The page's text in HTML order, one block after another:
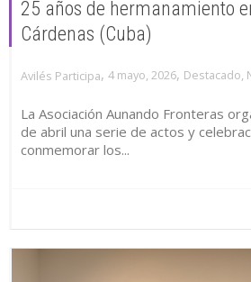
25 años de hermanamiento
Cárdenas (Cuba)
Avilés Participa, 4 mayo, 2026, Destacado,
La Asociación Aunando Fronteras
de abril una serie de actos y
conmemorar los...